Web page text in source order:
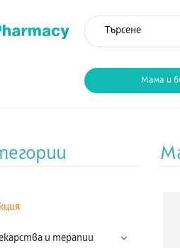
Мама и
и терапии